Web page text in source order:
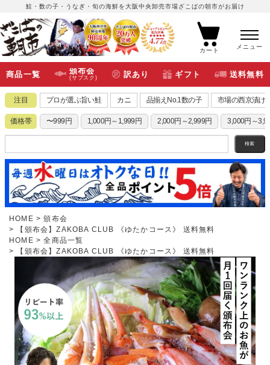
鮭・数の子・うなぎ・旬の海鮮を大阪中央卸売市場ざこばの朝市がお届け
カート
メニュー
商品一覧 頒布会
(サブスク) 訳あり ギフト 送料無料
注目 プロが選ぶ旨い鮭 カニ 品揃えNo.1数の子 市場の西京漬け
価格帯 〜999円 1,000円～1,999円 2,000円～2,999円 3,000円～
HOME
頒布会
【頒布会】ZAKOBA CLUB 《ゆたかコース》 送料無料
HOME
全商品一覧
【頒布会】ZAKOBA CLUB 《ゆたかコース》 送料無料